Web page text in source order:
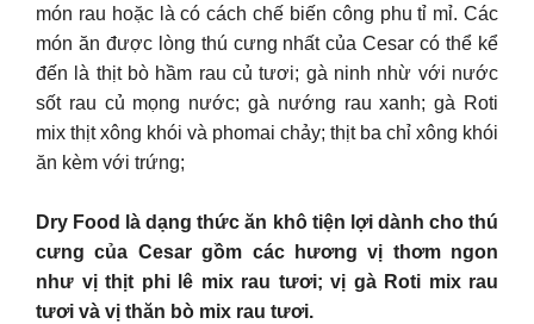
món rau hoặc là có cách chế biến công phu tỉ mỉ. Các
món ăn được lòng thú cưng nhất của Cesar có thể kể
đến là thịt bò hầm rau củ tươi; gà ninh nhừ với nước
sốt rau củ mọng nước; gà nướng rau xanh; gà Roti
mix thịt xông khói và phomai chảy; thịt ba chỉ xông khói
ăn kèm với trứng;
Dry Food là dạng thức ăn khô tiện lợi dành cho thú
cưng của Cesar gồm các hương vị thơm ngon
như vị thịt phi lê mix rau tươi; vị gà Roti mix rau
tươi và vị thăn bò mix rau tươi.